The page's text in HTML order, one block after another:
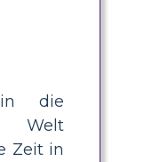
die
Welt
Zeit in